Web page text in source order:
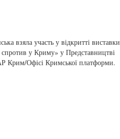
взяла участь у відкритті виставки
у Криму» у Представництві
Крим/Офісі Кримської платформи.